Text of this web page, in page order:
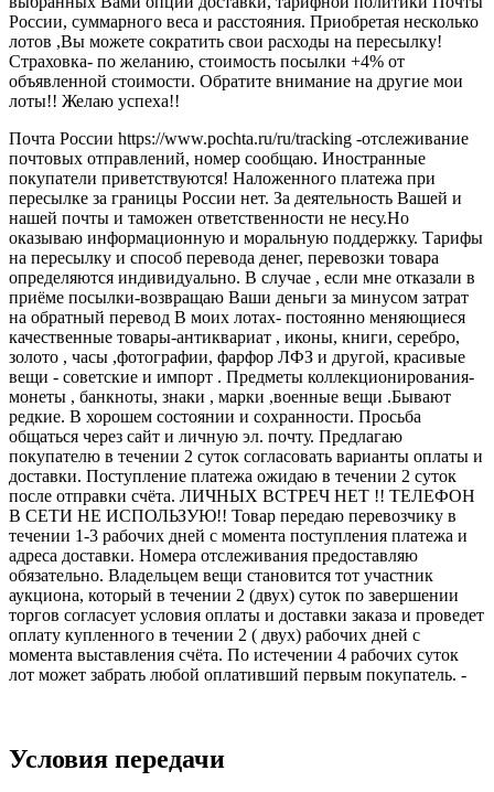
России, суммарного веса и расстояния. Приобретая несколько
лотов ,Вы можете сократить свои расходы на пересылку!
Страховка- по желанию, стоимость посылки +4% от
объявленной стоимости. Обратите внимание на другие мои
лоты!! Желаю успеха!!
Почта России https://www.pochta.ru/ru/tracking -отслеживание
почтовых отправлений, номер сообщаю. Иностранные
покупатели приветствуются! Наложенного платежа при
пересылке за границы России нет. За деятельность Вашей и
нашей почты и таможен ответственности не несу.Но
оказываю информационную и моральную поддержку. Тарифы
на пересылку и способ перевода денег, перевозки товара
определяются индивидуально. В случае , если мне отказали в
приёме посылки-возвращаю Ваши деньги за минусом затрат
на обратный перевод В моих лотах- постоянно меняющиеся
качественные товары-антиквариат , иконы, книги, серебро,
золото , часы ,фотографии, фарфор ЛФЗ и другой, красивые
вещи - советские и импорт . Предметы коллекционирования-
монеты , банкноты, знаки , марки ,военные вещи .Бывают
редкие. В хорошем состоянии и сохранности. Просьба
общаться через сайт и личную эл. почту. Предлагаю
покупателю в течении 2 суток согласовать варианты оплаты и
доставки. Поступление платежа ожидаю в течении 2 суток
после отправки счёта. ЛИЧНЫХ ВСТРЕЧ НЕТ !! ТЕЛЕФОН
В СЕТИ НЕ ИСПОЛЬЗУЮ!! Товар передаю перевозчику в
течении 1-3 рабочих дней с момента поступления платежа и
адреса доставки. Номера отслеживания предоставляю
обязательно. Владельцем вещи становится тот участник
аукциона, который в течении 2 (двух) суток по завершении
торгов согласует условия оплаты и доставки заказа и проведет
оплату купленного в течении 2 ( двух) рабочих дней с
момента выставления счёта. По истечении 4 рабочих суток
лот может забрать любой оплативший первым покупатель. -
Условия передачи